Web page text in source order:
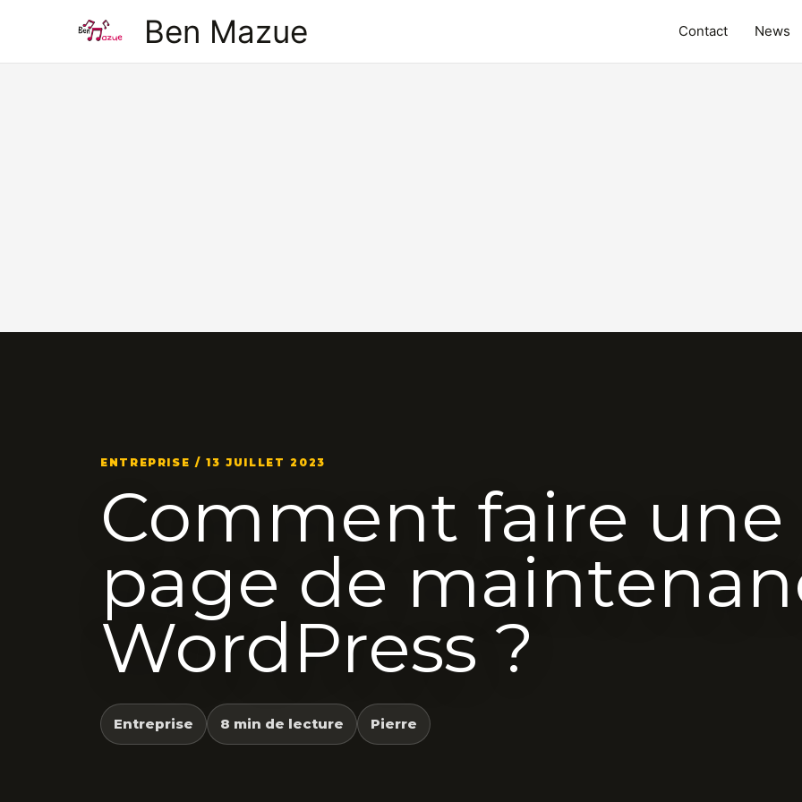
Ben Mazue Contact News
ENTREPRISE / 13 JUILLET 2023
Comment faire une
page de
WordPress ?
Entreprise 8 min de lecture Pierre